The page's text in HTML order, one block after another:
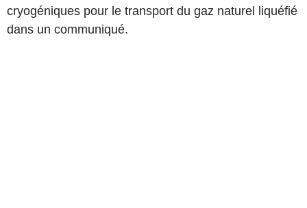
cryogéniques pour le transport du gaz naturel liquéfié
dans un communiqué.